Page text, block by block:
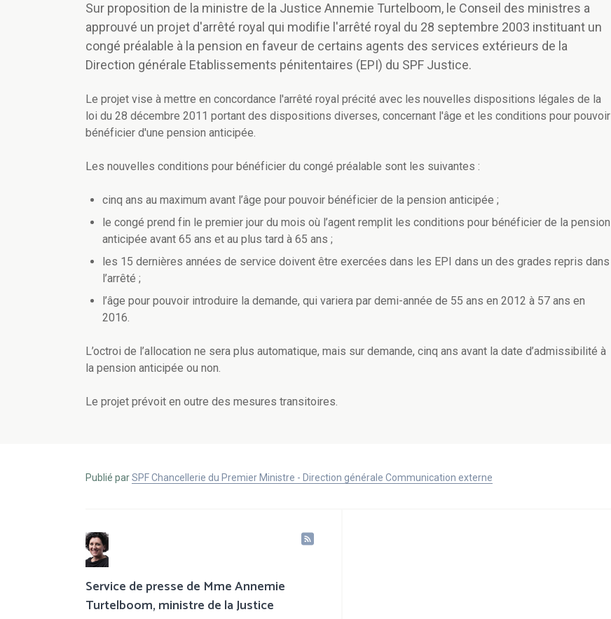
Sur proposition de la ministre de la Justice Annemie Turtelboom, le Conseil des ministres a
approuvé un projet d'arrêté royal qui modifie l'arrêté royal du 28 septembre 2003 instituant un
congé préalable à la pension en faveur de certains agents des services extérieurs de la
Direction générale Etablissements pénitentaires (EPI) du SPF Justice.
Le projet vise à mettre en concordance l'arrêté royal précité avec les nouvelles dispositions légales de la
loi du 28 décembre 2011 portant des dispositions diverses, concernant l'âge et les conditions pour pouvoir
bénéficier d'une pension anticipée.
Les nouvelles conditions pour bénéficier du congé préalable sont les suivantes :
cinq ans au maximum avant l’âge pour pouvoir bénéficier de la pension anticipée ;
le congé prend fin le premier jour du mois où l’agent remplit les conditions pour bénéficier de la pension
anticipée avant 65 ans et au plus tard à 65 ans ;
les 15 dernières années de service doivent être exercées dans les EPI dans un des grades repris dans
l’arrêté ;
l’âge pour pouvoir introduire la demande, qui variera par demi-année de 55 ans en 2012 à 57 ans en
2016.
L’octroi de l’allocation ne sera plus automatique, mais sur demande, cinq ans avant la date d’admissibilité à
la pension anticipée ou non.
Le projet prévoit en outre des mesures transitoires.
Publié parSPF Chancellerie du Premier Ministre - Direction générale Communication externe
Service de presse de Mme Annemie
Turtelboom, ministre de la Justice